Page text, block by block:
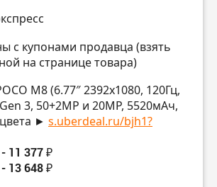
с купонами продавца (взять
на странице товара)
M8 (6.77″ 2392х1080, 120Гц,
3, 50+2MP и 20MP, 5520мАч,
► s.uberdeal.ru/bjh1?
- 11 377 ₽
- 13 648 ₽